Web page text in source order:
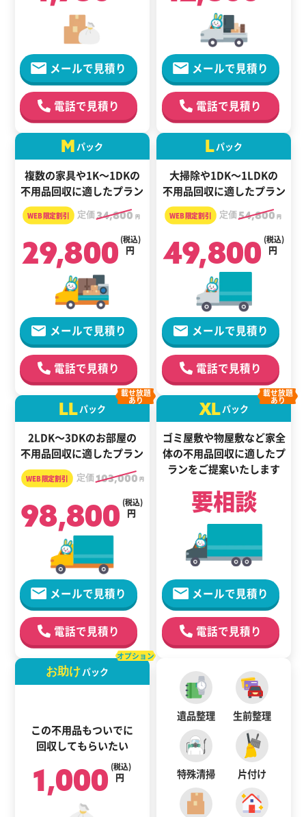
メールで見積り
電話で見積り
メールで見積り
電話で見積り
M パック
複数の家具や1K～1DKの
不用品回収に適したプラン
定価34,800 円
29,800 円
(税込)
メールで見積り
電話で見積り
Lパック
大掃除や1DK～1LDKの
不用品回収に適したプラン
定価54,800 円
49,800 円
(税込)
メールで見積り
電話で見積り
LLパック
2LDK～3DKのお部屋の
不用品回収に適したプラン
載せ放題
あり
定価103,000 円
98,800 円
(税込)
メールで見積り
電話で見積り
XLパック
ゴミ屋敷や物屋敷など家全
体の不用品回収に適したプ
ランをご提案いたします
載せ放題
あり
要相談
メールで見積り
電話で見積り
お助けパック
この不用品もついでに
回収してもらいたい
オプション
1,000 円
(税込)
遺品整理 生前整理
特殊清掃 片付け